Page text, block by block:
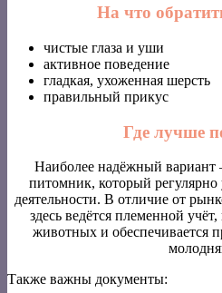
На что
чистые глаза и уши
активное поведение
гладкая, ухоженная шерсть
правильный прикус
Где лучше
Наиболее надёжный
питомник, который регулярно
деятельности. В отличие от
здесь ведётся племенной
животных и обеспечивается
Также важны документы: